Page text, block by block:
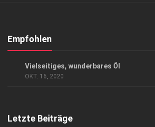
Kontakt, Impressum
Empfohlen
Vielseitiges, wunderbares Öl
OKT. 16, 2020
Letzte Beiträge